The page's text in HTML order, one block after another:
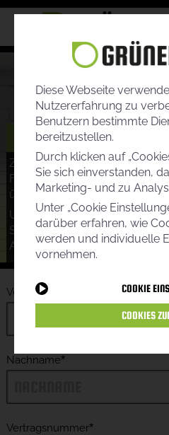
Diese Webseite
Nutzererfahrung zu
Benutzern bestimmte
bereitzustellen.
Durch klicken auf
Sie sich einverstanden,
Marketing- und zu
Unter „Cookie
darüber erfahren, wie
werden und individuelle
vornehmen.
COOKIE
COOKIES
KÜNDIGUNG
Zur Kündigung Ihres Vertrags
Formular aus, um uns alle
übermitteln.
Um einen reibungslosen
Sie uns bitte exakt die Daten
Anmeldung verwendet haben.
Vorname
Nachname*
Vertragsnummer*